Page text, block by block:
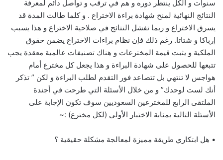
سنوات و الكل ينتظر دوره و هم في ترقب و تواصل دائم لمعرفة
النتائج النهائية لمنح شهادة براءة الاختراع . و كلما طالت المدة قد
يسرق الاختراع و ربما تفشل النتائج في صلاحية الاختراع و هذا يسبب
إرباكا و شتاتا. رغم ذلك فإن نظام براءات الاختراع يضمن حقوق
الملكية و يثبت قيمة المخترعات و هناك تصنيفات عالمية معقدة يجب
تتبعها للحصول على شهادة البراءة و هذا يجعل كل مخترع أمام
هواجس لا تنتهي بل تتصاعد فور التقدم لطلب البراءة و لكن ” تذكر
أنك لست لوحدك” و من خلال الأسئلة التي طرحت في أجندة
الملتقى الرابع للمخترعين السعوديين سوف تكون الإجابة على
الأسئلة التالية بمثابة الاختبار الأولي (لكل مخترع) :~
• هل ابتكاري طريقة مميزة لمعالجة مشكلة حقيقية ؟